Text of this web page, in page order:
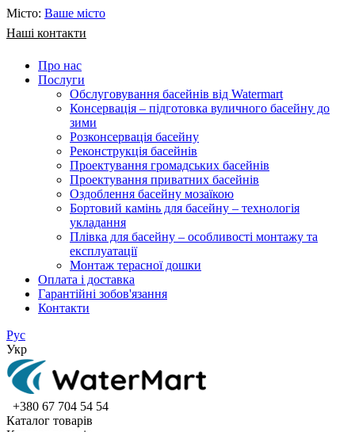
Місто: Ваше місто
Наші контакти
Про нас
Послуги
Обслуговування басейнів від Watermart
Консервація – підготовка вуличного басейну до
зими
Розконсервація басейну
Реконструкція басейнів
Проектування громадських басейнів
Проектування приватних басейнів
Оздоблення басейну мозаїкою
Бортовий камінь для басейну – технологія
укладання
Плівка для басейну – особливості монтажу та
експлуатації
Монтаж терасної дошки
Оплата і доставка
Гарантійні зобов'язання
Контакти
Рус
Укр
+380 67 704 54 54
Каталог товарiв